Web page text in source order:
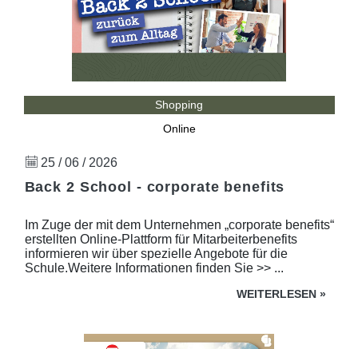
Shopping
Online
25 / 06 / 2026
Back 2 School - corporate benefits
Im Zuge der mit dem Unternehmen „corporate benefits“
erstellten Online-Plattform für Mitarbeiterbenefits
informieren wir über spezielle Angebote für die
Schule.Weitere Informationen finden Sie >> ...
WEITERLESEN »